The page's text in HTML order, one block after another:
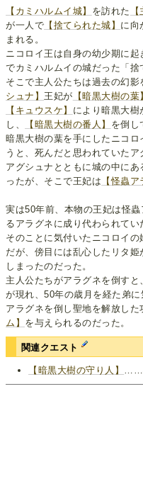
【カミハルムイ城】 を訪れた
が一人で 【捨てられた城】 に向
まれる。
ニコロイ王は自身の幼少期に
でカミハルムイの城だった「捨
そこで主人公たちは過去の幻
シュナ】 王妃が 【暗黒大樹の葉
【キュウスケ】 により暗黒大樹
し、
【暗黒大樹の番人】 を倒し
暗黒大樹の葉を手にしたニコ
うと、死んだと思われていたア
アグシュナとともに城の中にあ
ったが、そこで王妃は 【怪蟲
実は50年前、本物の王妃は怪
るアラグネに成り代わられてい
そのことに気付いたニコロイの
だが、傍目には乱心したリタ
しまったのだった。
主人公たちがアラグネを倒す
が現れ、50年の歳月を経た弟に
アラグネを倒し聖地を解放し
ム】 を与えられるのだった。
関連クエスト
【暗黒大樹の守り人】 ……